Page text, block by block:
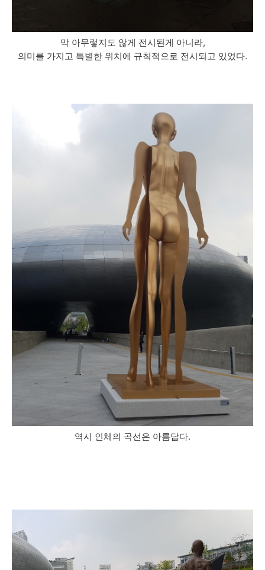
막 아무렇지도 않게 전시된게 아니라,
의미를 가지고 특별한 위치에 규칙적으로 전시되고 있었다.
역시 인체의 곡선은 아름답다.